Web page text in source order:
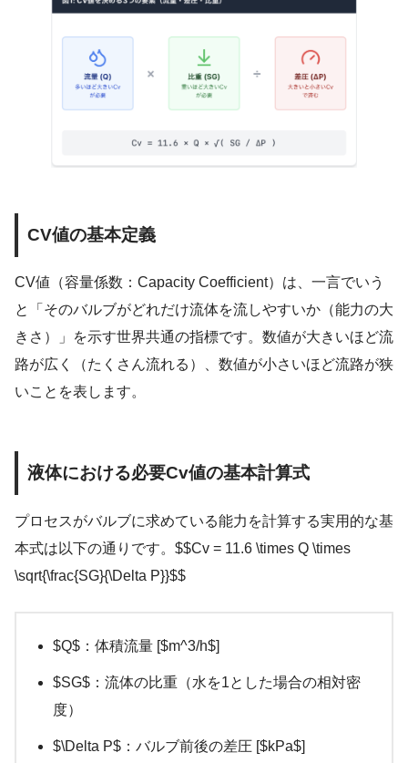
CV値の基本定義
CV値（容量係数：Capacity Coefficient）は、一言でいう
と「そのバルブがどれだけ流体を流しやすいか（能力の大
きさ）」を示す世界共通の指標です。数値が大きいほど流
路が広く（たくさん流れる）、数値が小さいほど流路が狭
いことを表します。
液体における必要Cv値の基本計算式
プロセスがバルブに求めている能力を計算する実用的な基
本式は以下の通りです。$$Cv = 11.6 \times Q \times
\sqrt{\frac{SG}{\Delta P}}$$
$Q$：体積流量 [$m^3/h$]
$SG$：流体の比重（水を1とした場合の相対密
度）
$\Delta P$：バルブ前後の差圧 [$kPa$]